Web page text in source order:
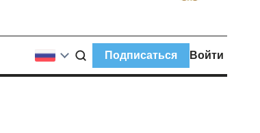
Подписаться Войти